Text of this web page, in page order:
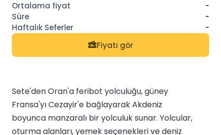
-
-
-
Fiyatı gör
Sete'den Oran'a feribot yolculuğu, güney
Fransa'yı Cezayir'e bağlayarak Akdeniz
boyunca manzaralı bir yolculuk sunar. Yolcular,
oturma alanları, yemek seçenekleri ve deniz